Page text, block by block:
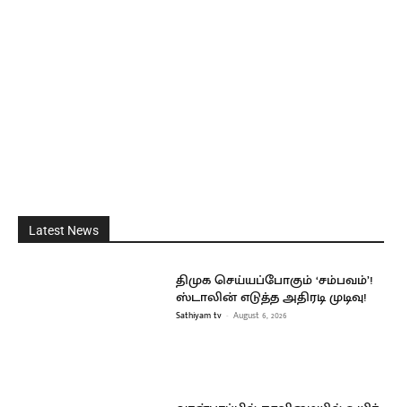
Latest News
திமுக செய்யப்போகும் ‘சம்பவம்’!
ஸ்டாலின் எடுத்த அதிரடி முடிவு!
Sathiyam tv - August 6, 2026